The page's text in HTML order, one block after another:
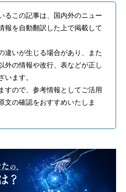
るこの記事は、国内外のニュー
報を自動翻訳した上で掲載して
違いが生じる場合があり、また
外の情報や改行、表などが正し
います。
すので、参考情報としてご活用
文の確認をおすすめいたしま